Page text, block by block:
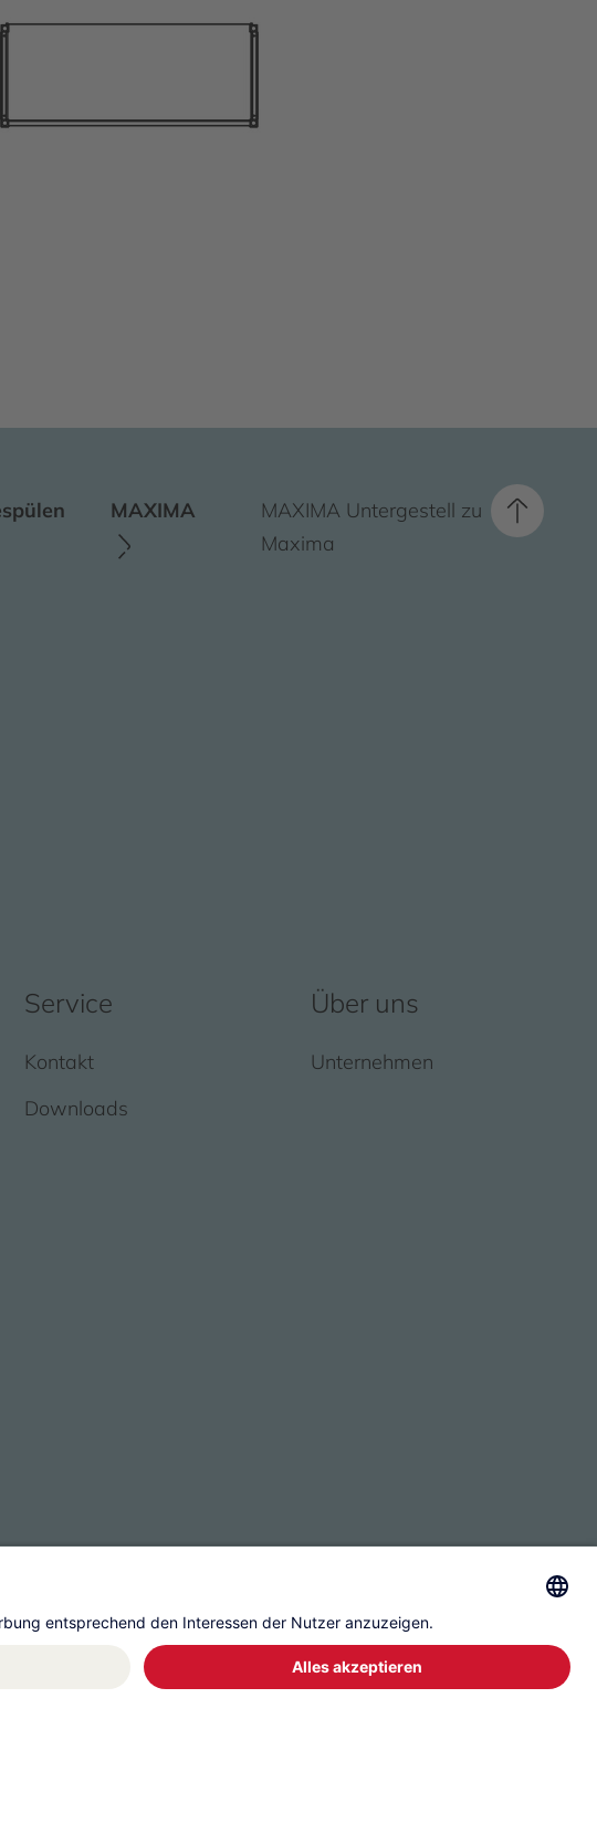
MAXIMA
MAXIMA Untergestell zu
Maxima
Service
Kontakt
Downloads
Über uns
Unternehmen
Impressum Datenschutz Governance